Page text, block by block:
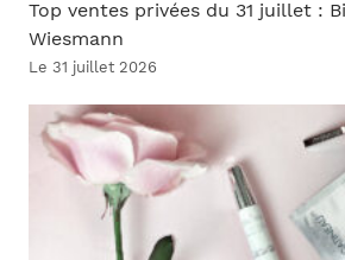
Top ventes privées du 31 juillet :
Wiesmann
Le 31 juillet 2026